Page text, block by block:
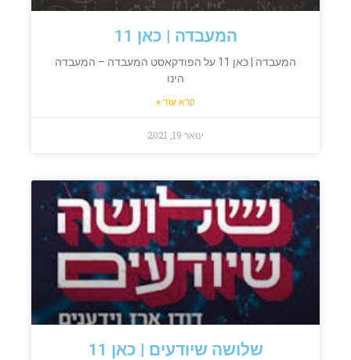
המעבדה | כאן 11
המעבדה | כאן 11 על הפודקאסט המעבדה – המעבדה
הינו
קרא עוד »
ינואר 19, 2021
שלושה שיודעים | כאן 11